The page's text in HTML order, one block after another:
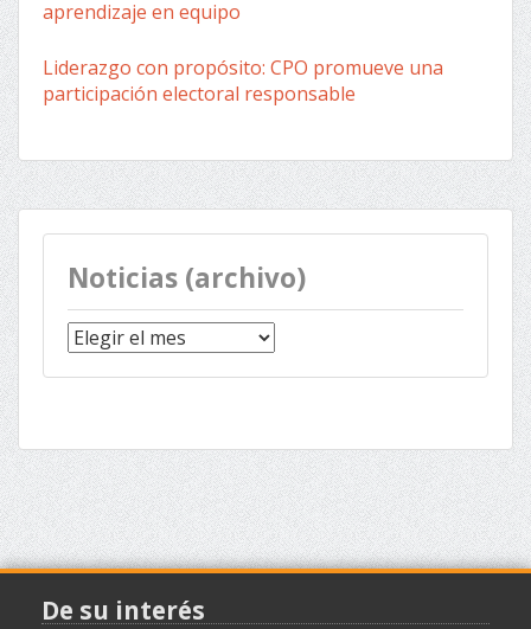
aprendizaje en equipo
Liderazgo con propósito: CPO promueve una
participación electoral responsable
Noticias (archivo)
Noticias
(archivo)
De su interés